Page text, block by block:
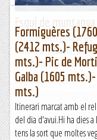
Encetem temporada de
Pimorent. Dissabte, a la
al Pedrons (8 km, 820+,
Passamuntanyes
Formiguères
(2412 mts.)-
mts.)- Pic de
Galba (1605
mts.)
Itinerari marcat amb el
del dia d'avui.Hi ha dies
tens la sort que moltes